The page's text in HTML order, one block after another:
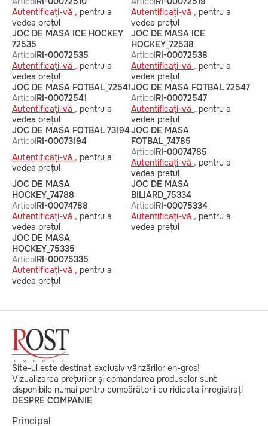
Autentificați-vă , pentru a
vedea prețul
Autentificați-vă , pentru a
vedea prețul
JOC DE MASA ICE HOCKEY
72535
ArticolRI-00072535
Autentificați-vă , pentru a
vedea prețul
JOC DE MASA ICE
HOCKEY_72538
ArticolRI-00072538
Autentificați-vă , pentru a
vedea prețul
JOC DE MASA FOTBAL_72541
ArticolRI-00072541
Autentificați-vă , pentru a
vedea prețul
JOC DE MASA FOTBAL 72547
ArticolRI-00072547
Autentificați-vă , pentru a
vedea prețul
JOC DE MASA FOTBAL 73194
ArticolRI-00073194
Autentificați-vă , pentru a
vedea prețul
JOC DE MASA
FOTBAL_74785
ArticolRI-00074785
Autentificați-vă , pentru a
vedea prețul
JOC DE MASA
HOCKEY_74788
ArticolRI-00074788
Autentificați-vă , pentru a
vedea prețul
JOC DE MASA
BILIARD_75334
ArticolRI-00075334
Autentificați-vă , pentru a
vedea prețul
JOC DE MASA
HOCKEY_75335
ArticolRI-00075335
Autentificați-vă , pentru a
vedea prețul
Site-ul este destinat exclusiv vânzărilor en-gros!
Vizualizarea prețurilor și comandarea produselor sunt
disponibile numai pentru cumpărătorii cu ridicata înregistrați
DESPRE COMPANIE
Principal